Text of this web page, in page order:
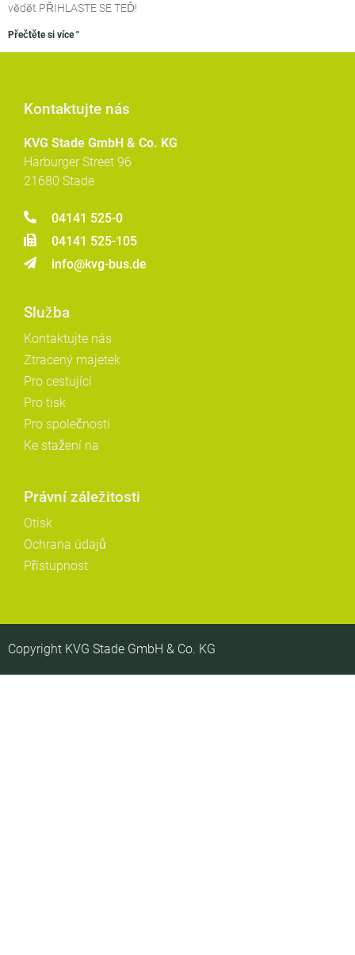
vědět PŘIHLASTE SE TEĎ!
Přečtěte si více "
Kontaktujte nás
KVG Stade GmbH & Co. KG
Harburger Street 96
21680 Stade
04141 525-0
04141 525-105
info@kvg-bus.de
Služba
Kontaktujte nás
Ztracený majetek
Pro cestující
Pro tisk
Pro společnosti
Ke stažení na
Právní záležitosti
Otisk
Ochrana údajů
Přístupnost
Copyright KVG Stade GmbH & Co. KG